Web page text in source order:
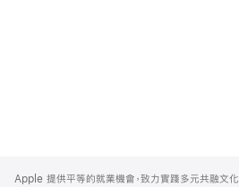
Footer
Apple 提供平等的就業機會，致力實踐多元共融文